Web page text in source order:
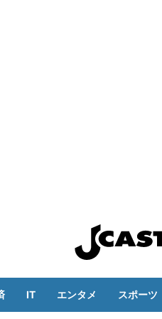
IT エンタメ スポーツ